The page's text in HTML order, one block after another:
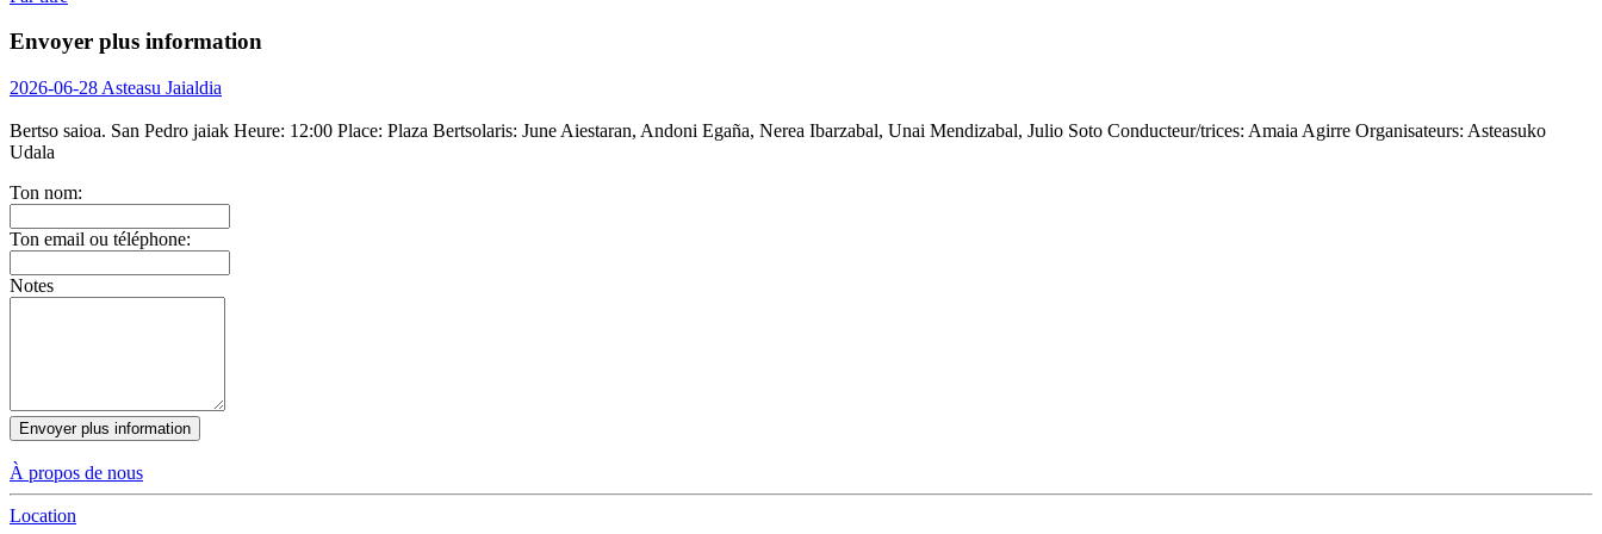
Envoyer plus information
2026-06-28 Asteasu Jaialdia
Bertso saioa. San Pedro jaiak Heure: 12:00 Place: Plaza Bertsolaris: June Aiestaran, Andoni Egaña, Nerea Ibarzabal, Unai Mendizabal, Julio Soto Conducteur/trices: Amaia Agirre Organisateurs: Asteasuko
Udala
Ton nom:
Ton email ou téléphone:
Notes
Envoyer plus information
À propos de nous
Location